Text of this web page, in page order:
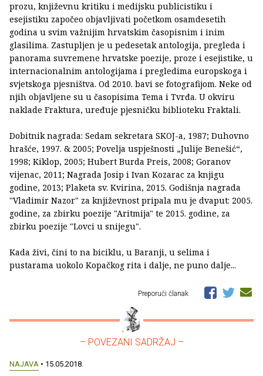
prozu, književnu kritiku i medijsku publicistiku i
esejistiku započeo objavljivati početkom osamdesetih
godina u svim važnijim hrvatskim časopisnim i inim
glasilima. Zastupljen je u pedesetak antologija, pregleda i
panorama suvremene hrvatske poezije, proze i esejistike, u
internacionalnim antologijama i pregledima europskoga i
svjetskoga pjesništva. Od 2010. bavi se fotografijom. Neke od
njih objavljene su u časopisima Tema i Tvrđa. U okviru
naklade Fraktura, uređuje pjesničku biblioteku Fraktali.
Dobitnik nagrada: Sedam sekretara SKOJ-a, 1987; Duhovno
hrašće, 1997. & 2005; Povelja uspješnosti „Julije Benešić“,
1998; Kiklop, 2005; Hubert Burda Preis, 2008; Goranov
vijenac, 2011; Nagrada Josip i Ivan Kozarac za knjigu
godine, 2013; Plaketa sv. Kvirina, 2015. Godišnja nagrada
"Vladimir Nazor" za književnost pripala mu je dvaput: 2005.
godine, za zbirku poezije "Aritmija" te 2015. godine, za
zbirku poezije "Lovci u snijegu".
Kada živi, čini to na biciklu, u Baranji, u selima i
pustarama uokolo Kopačkog rita i dalje, ne puno dalje...
Preporuči članak
– POVEZANI SADRŽAJ –
NAJAVA • 15.05.2018.